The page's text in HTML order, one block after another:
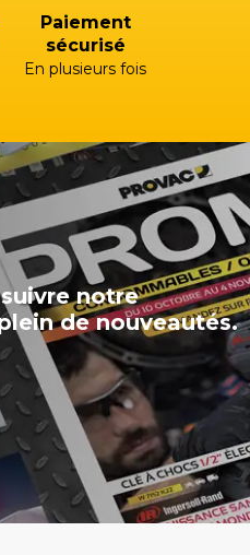
Paiement
sécurisé
En plusieurs fois
notre
de nouveautés.